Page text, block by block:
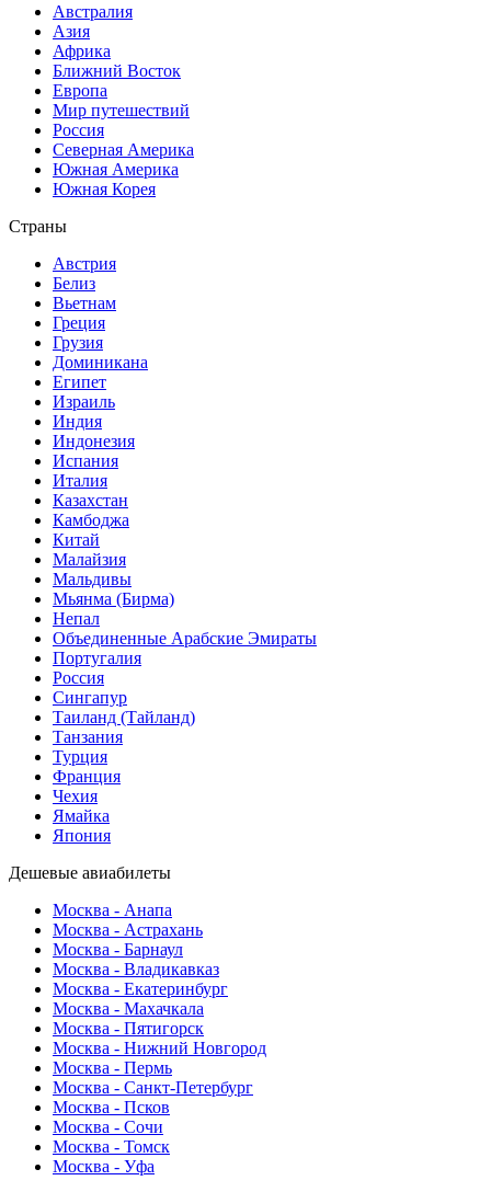
Австралия
Азия
Африка
Ближний Восток
Европа
Мир путешествий
Россия
Северная Америка
Южная Америка
Южная Корея
Страны
Австрия
Белиз
Вьетнам
Греция
Грузия
Доминикана
Египет
Израиль
Индия
Индонезия
Испания
Италия
Казахстан
Камбоджа
Китай
Малайзия
Мальдивы
Мьянма (Бирма)
Непал
Объединенные Арабские Эмираты
Португалия
Россия
Сингапур
Таиланд (Тайланд)
Танзания
Турция
Франция
Чехия
Ямайка
Япония
Дешевые авиабилеты
Москва - Анапа
Москва - Астрахань
Москва - Барнаул
Москва - Владикавказ
Москва - Екатеринбург
Москва - Махачкала
Москва - Пятигорск
Москва - Нижний Новгород
Москва - Пермь
Москва - Санкт-Петербург
Москва - Псков
Москва - Сочи
Москва - Томск
Москва - Уфа